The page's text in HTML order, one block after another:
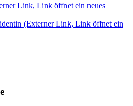
Link, Link öffnet ein neues
(Externer Link, Link öffnet ein